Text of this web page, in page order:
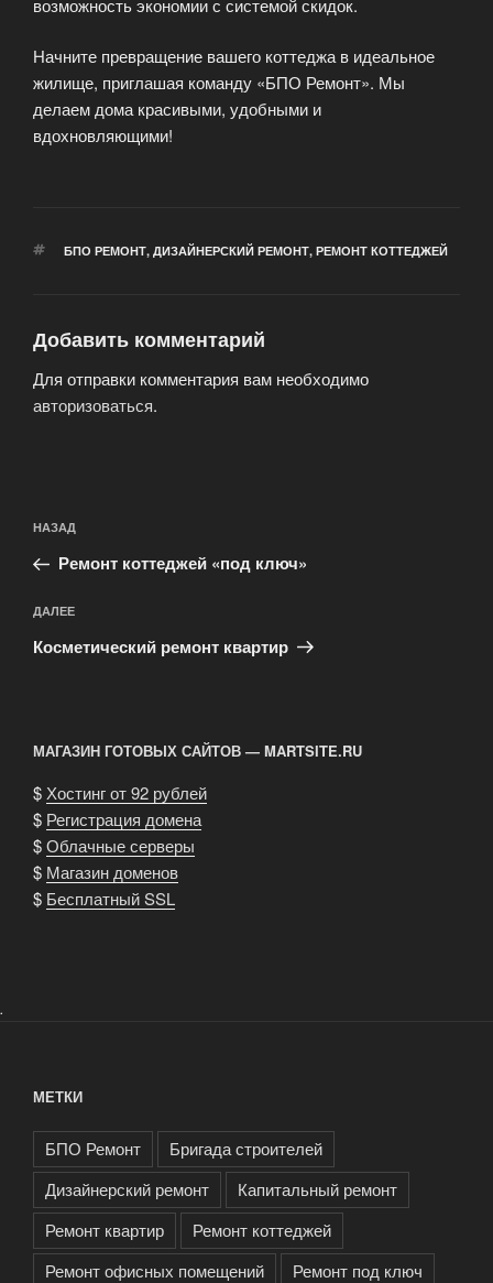
возможность экономии с системой скидок.
Начните превращение вашего коттеджа в идеальное
жилище, приглашая команду «БПО Ремонт». Мы
делаем дома красивыми, удобными и
вдохновляющими!
МЕТКИ
БПО РЕМОНТ, ДИЗАЙНЕРСКИЙ РЕМОНТ, РЕМОНТ КОТТЕДЖЕЙ
Добавить комментарий
Для отправки комментария вам необходимо
авторизоваться.
по
записям
Предыдущая
запись:
НАЗАД
Ремонт коттеджей «под ключ»
Следующая
запись
ДАЛЕЕ
Косметический ремонт квартир
МАГАЗИН ГОТОВЫХ САЙТОВ — MARTSITE.RU
$Хостинг от 92 рублей
$ Регистрация домена
$Облачные серверы
$ Магазин доменов
$ Бесплатный SSL
.
МЕТКИ
БПО Ремонт
Бригада строителей
Дизайнерский ремонт
Капитальный ремонт
Ремонт квартир
Ремонт коттеджей
Ремонт офисных помещений
Ремонт под ключ